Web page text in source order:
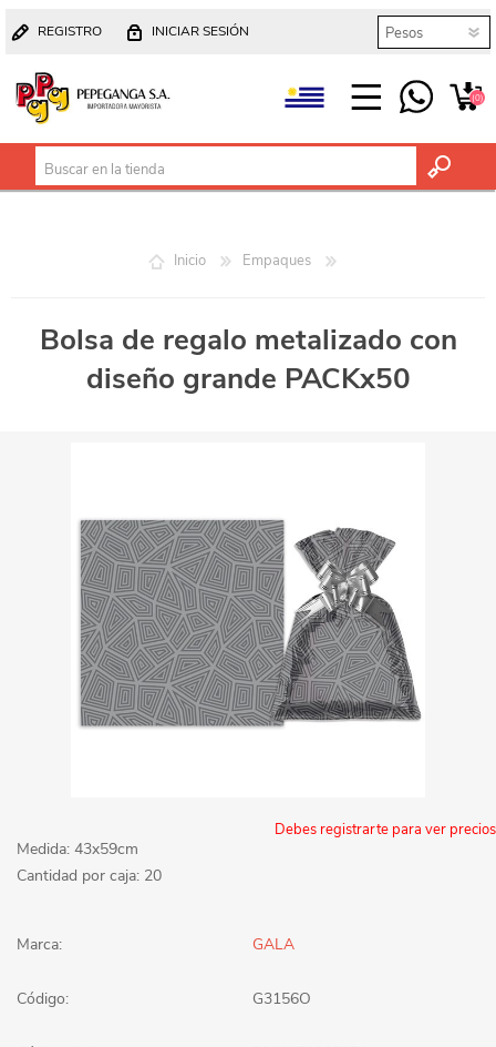
REGISTRO INICIAR SESIÓN
(0)
Inicio Empaques
Bolsa de regalo metalizado con
diseño grande PACKx50
Debes registrarte para ver precios
Medida: 43x59cm
Cantidad por caja: 20
Marca: GALA
Código: G3156O